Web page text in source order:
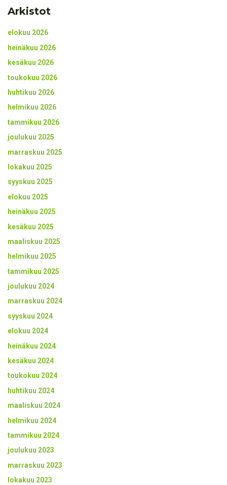
Arkistot
elokuu 2026
heinäkuu 2026
kesäkuu 2026
toukokuu 2026
huhtikuu 2026
helmikuu 2026
tammikuu 2026
joulukuu 2025
marraskuu 2025
lokakuu 2025
syyskuu 2025
elokuu 2025
heinäkuu 2025
kesäkuu 2025
maaliskuu 2025
helmikuu 2025
tammikuu 2025
joulukuu 2024
marraskuu 2024
syyskuu 2024
elokuu 2024
heinäkuu 2024
kesäkuu 2024
toukokuu 2024
huhtikuu 2024
maaliskuu 2024
helmikuu 2024
tammikuu 2024
joulukuu 2023
marraskuu 2023
lokakuu 2023